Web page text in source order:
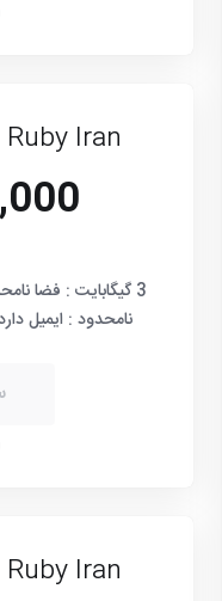
Iran
نامحدود : ایمیل
Iran